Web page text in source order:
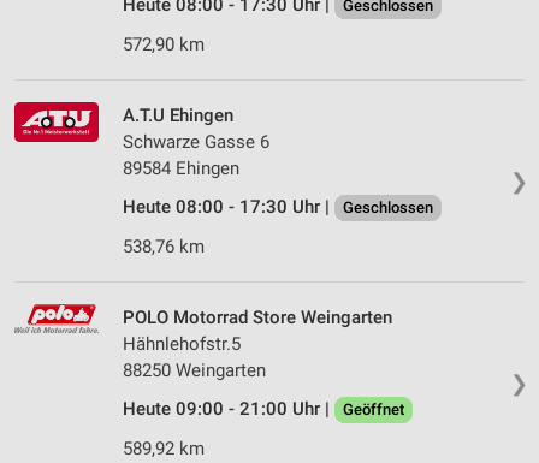
Heute 08:00 - 17:30 Uhr | Geschlossen
572,90 km
❯
A.T.U Ehingen
Schwarze Gasse 6
89584 Ehingen
Heute 08:00 - 17:30 Uhr |
Geschlossen
538,76 km
❯
POLO Motorrad Store Weingarten
Hähnlehofstr.5
88250 Weingarten
Heute 09:00 - 21:00 Uhr |
Geöffnet
589,92 km